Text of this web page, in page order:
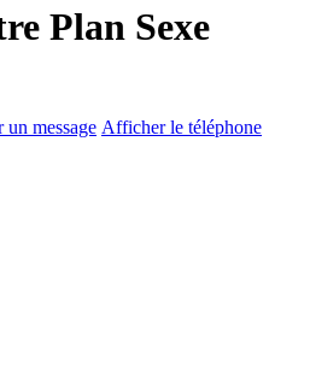
Plan Sexe
un message Afficher le téléphone